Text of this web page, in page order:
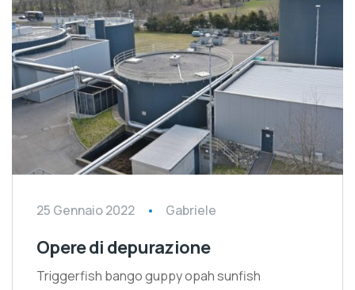
25 Gennaio 2022 Gabriele
Opere di depurazione
Triggerfish bango guppy opah sunfish